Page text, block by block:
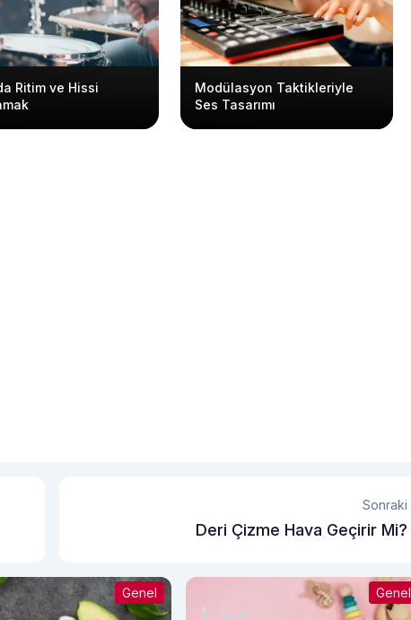
Ritim ve Hissi
Modülasyon Taktikleriyle
Ses Tasarımı
Sonraki
Deri Çizme Hava Geçirir Mi?
Genel Genel